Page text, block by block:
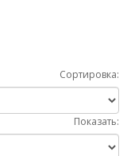
Сортировка:
Показать: